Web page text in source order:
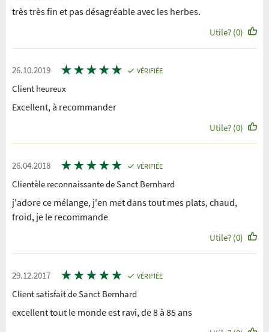
très très fin et pas désagréable avec les herbes.
Utile? (0)
26.10.2019 ★★★★★ VÉRIFIÉE
Client heureux
Excellent, à recommander
Utile? (0)
26.04.2018 ★★★★★ VÉRIFIÉE
Clientèle reconnaissante de Sanct Bernhard
j'adore ce mélange, j'en met dans tout mes plats, chaud,
froid, je le recommande
Utile? (0)
29.12.2017 ★★★★★ VÉRIFIÉE
Client satisfait de Sanct Bernhard
excellent tout le monde est ravi, de 8 à 85 ans